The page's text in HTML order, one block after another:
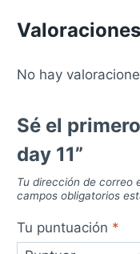
Valoraciones
No hay
Sé el
day 11”
Tu dirección de correo
campos obligatorios
Tu puntuación *